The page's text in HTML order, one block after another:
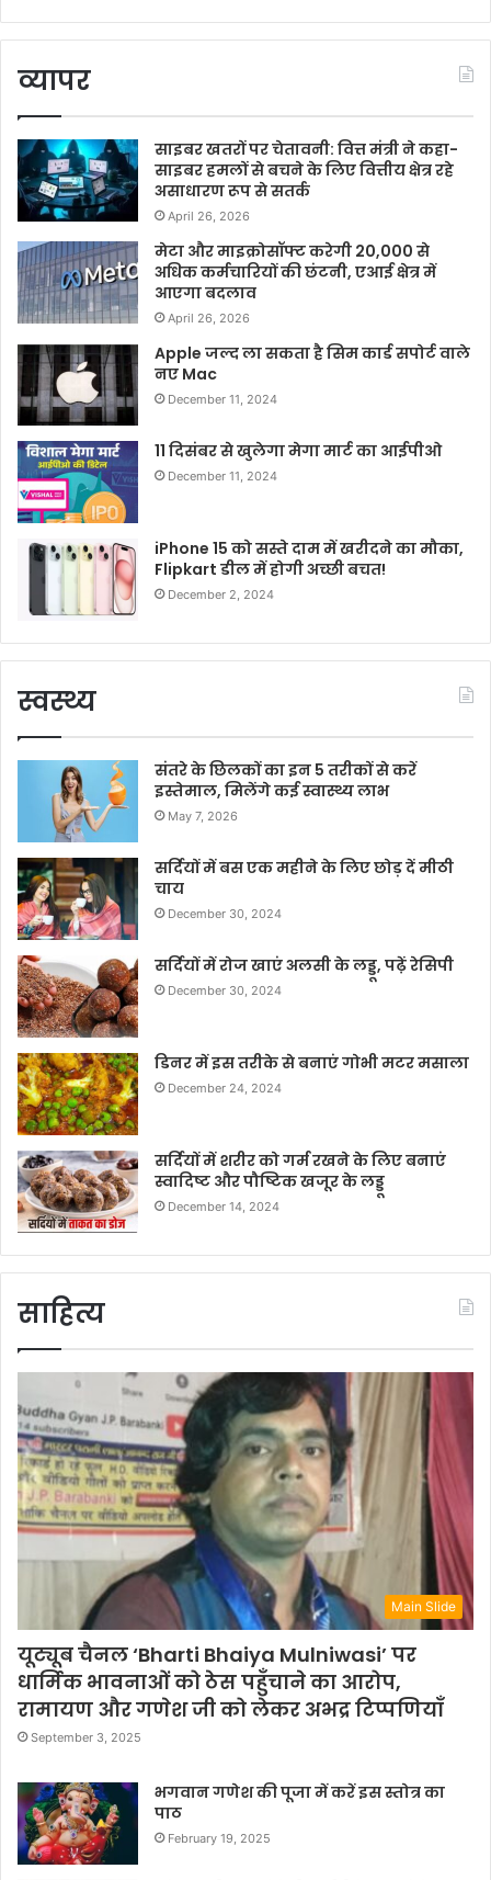
व्यापर
साइबर खतरों पर चेतावनी: वित्त मंत्री ने कहा-
साइबर हमलों से बचने के लिए वित्तीय क्षेत्र रहे
असाधारण रूप से सतर्क
April 26, 2026
मेटा और माइक्रोसॉफ्ट करेगी 20,000 से
अधिक कर्मचारियों की छंटनी, एआई क्षेत्र में
आएगा बदलाव
April 26, 2026
Apple जल्द ला सकता है सिम कार्ड सपोर्ट वाले
नए Mac
December 11, 2024
11 दिसंबर से खुलेगा मेगा मार्ट का आईपीओ
December 11, 2024
iPhone 15 को सस्ते दाम में खरीदने का मौका,
Flipkart डील में होगी अच्छी बचत!
December 2, 2024
स्वस्थ्य
संतरे के छिलकों का इन 5 तरीकों से करें
इस्तेमाल, मिलेंगे कई स्वास्थ्य लाभ
May 7, 2026
सर्दियों में बस एक महीने के लिए छोड़ दें मीठी
चाय
December 30, 2024
सर्दियों में रोज खाएं अलसी के लड्डू, पढ़ें रेसिपी
December 30, 2024
डिनर में इस तरीके से बनाएं गोभी मटर मसाला
December 24, 2024
सर्दियों में शरीर को गर्म रखने के लिए बनाएं
स्वादिष्ट और पौष्टिक खजूर के लड्डू
December 14, 2024
साहित्य
Main Slide
यूट्यूब चैनल ‘Bharti Bhaiya Mulniwasi’ पर
धार्मिक भावनाओं को ठेस पहुँचाने का आरोप,
रामायण और गणेश जी को लेकर अभद्र टिप्पणियाँ
September 3, 2025
भगवान गणेश की पूजा में करें इस स्तोत्र का
पाठ
February 19, 2025